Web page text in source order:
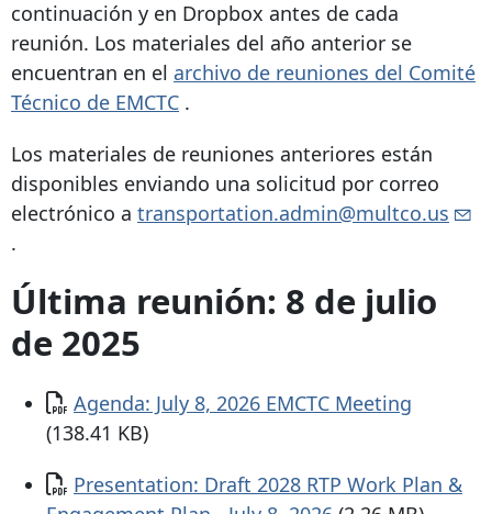
continuación y en Dropbox antes de cada
reunión. Los materiales del año anterior se
encuentran en el archivo de reuniones del Comité
Técnico de EMCTC .
Los materiales de reuniones anteriores están
disponibles enviando una solicitud por correo
electrónico a transportation.admin@multco.us
.
Última reunión: 8 de julio
de 2025
Documento
Agenda: July 8, 2026 EMCTC Meeting
(138.41 KB)
Documento
Presentation: Draft 2028 RTP Work Plan &